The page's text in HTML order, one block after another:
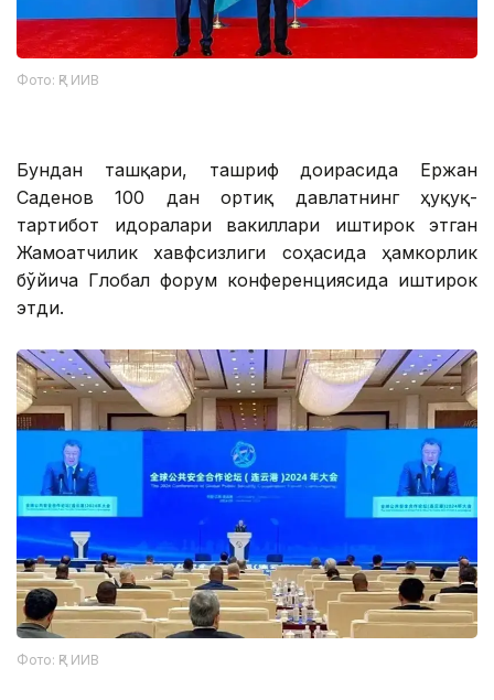
Фото: ҚР ИИВ
Бундан ташқари, ташриф доирасида Ержан
Саденов 100 дан ортиқ давлатнинг ҳуқуқ-
тартибот идоралари вакиллари иштирок этган
Жамоатчилик хавфсизлиги соҳасида ҳамкорлик
бўйича Глобал форум конференциясида иштирок
этди.
Фото: ҚР ИИВ